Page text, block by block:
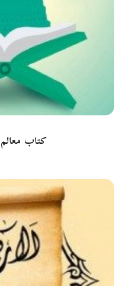
كتاب معالم